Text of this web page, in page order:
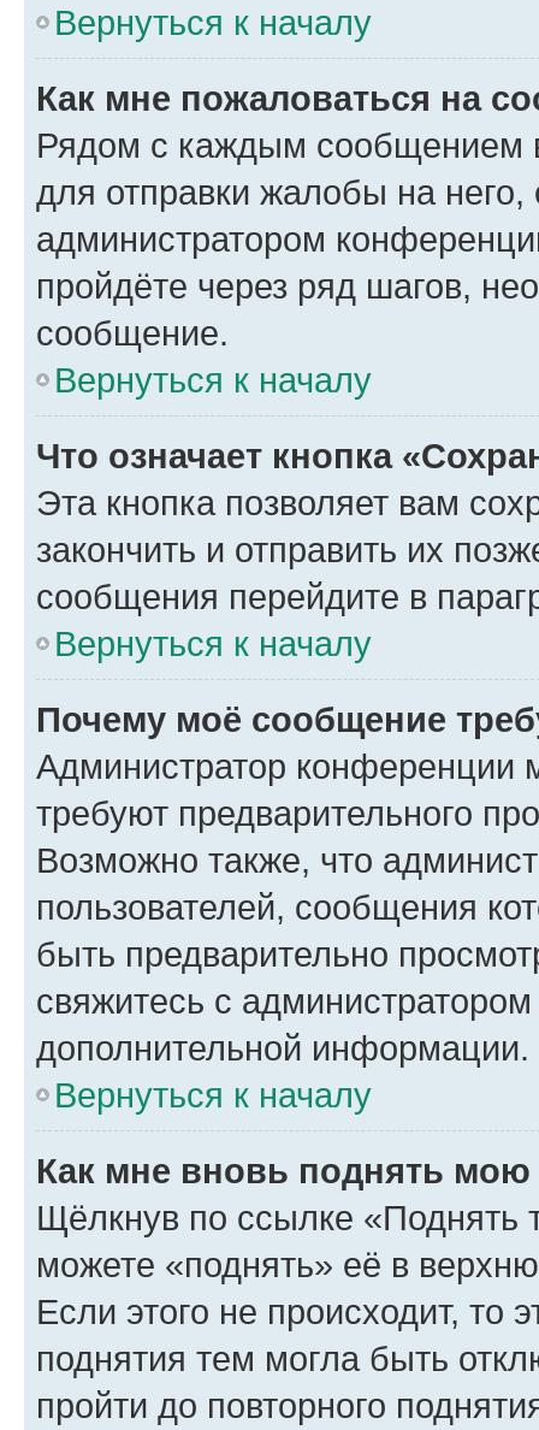
Вернуться к началу
Как мне пожаловаться на
Рядом с каждым сообщением
для отправки жалобы на
администратором
пройдёте через ряд шагов,
сообщение.
Вернуться к началу
Что означает кнопка
Эта кнопка позволяет вам
закончить и отправить их
сообщения перейдите в
Вернуться к началу
Почему моё сообщение
Администратор конференции
требуют предварительного
Возможно также, что
пользователей, сообщения
быть предварительно
свяжитесь с
дополнительной информации.
Вернуться к началу
Как мне вновь поднять мою
Щёлкнув по ссылке «Поднять
можете «поднять» её в
Если этого не происходит, то
поднятия тем могла быть
пройти до повторного